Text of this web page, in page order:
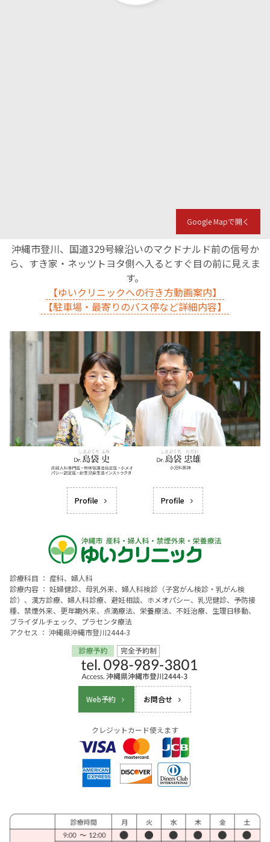
Google Mapで開く
沖縄市登川、国道329号線沿いのマクドナルド前の信号か
ら、すき家・ネッツトヨタ側へ入るとすぐ目の前に見えま
す。
【ゆいクリニックへの行き方動画案内】
【駐車場・最寄りのバス停など詳細内容】
Profile Profile
診療科目 ： 産科、婦人科
診療内容 ： 妊婦健診、母乳外来、婦人科検診（子宮がん検診・乳がん検
診）、漢方診療、婦人科診療、避妊相談、ホメオパシー、乳児健診、予防接
種、禁煙外来、更年期外来、点滴療法、栄養療法、不妊治療、生理日移動、
ブライダルチェック、プラセンタ療法
アクセス ： 沖縄県沖縄市登川2444-3
Web予約 お問合せ
クレジットカード使えます